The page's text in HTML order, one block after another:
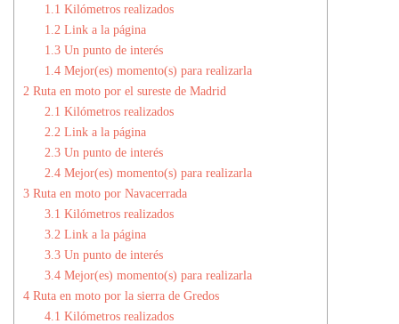
1.1 Kilómetros realizados
1.2 Link a la página
1.3 Un punto de interés
1.4 Mejor(es) momento(s) para realizarla
2 Ruta en moto por el sureste de Madrid
2.1 Kilómetros realizados
2.2 Link a la página
2.3 Un punto de interés
2.4 Mejor(es) momento(s) para realizarla
3 Ruta en moto por Navacerrada
3.1 Kilómetros realizados
3.2 Link a la página
3.3 Un punto de interés
3.4 Mejor(es) momento(s) para realizarla
4 Ruta en moto por la sierra de Gredos
4.1 Kilómetros realizados